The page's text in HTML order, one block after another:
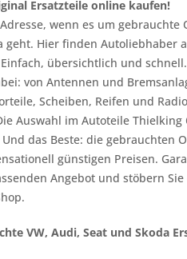
Ersatzteile online kaufen!
wenn es um gebrauchte
geht. Hier finden Autoliebhaber
übersichtlich und schnell.
von Antennen und
Scheiben, Reifen und
Auswahl im Autoteile Thielking
das Beste: die gebrauchten
günstigen Preisen.
Angebot und stöbern
VW, Audi, Seat und Skoda